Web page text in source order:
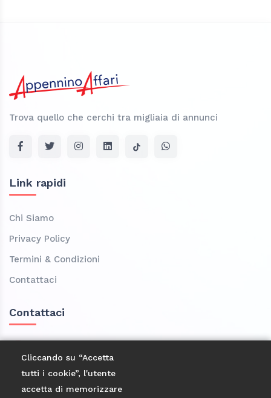
Trova quello che cerchi tra migliaia di annunci
Link rapidi
Chi Siamo
Privacy Policy
Termini & Condizioni
Contattaci
Contattaci
3473583262
Cliccando su “Accetta
tutti i cookie”, l'utente
accetta di memorizzare